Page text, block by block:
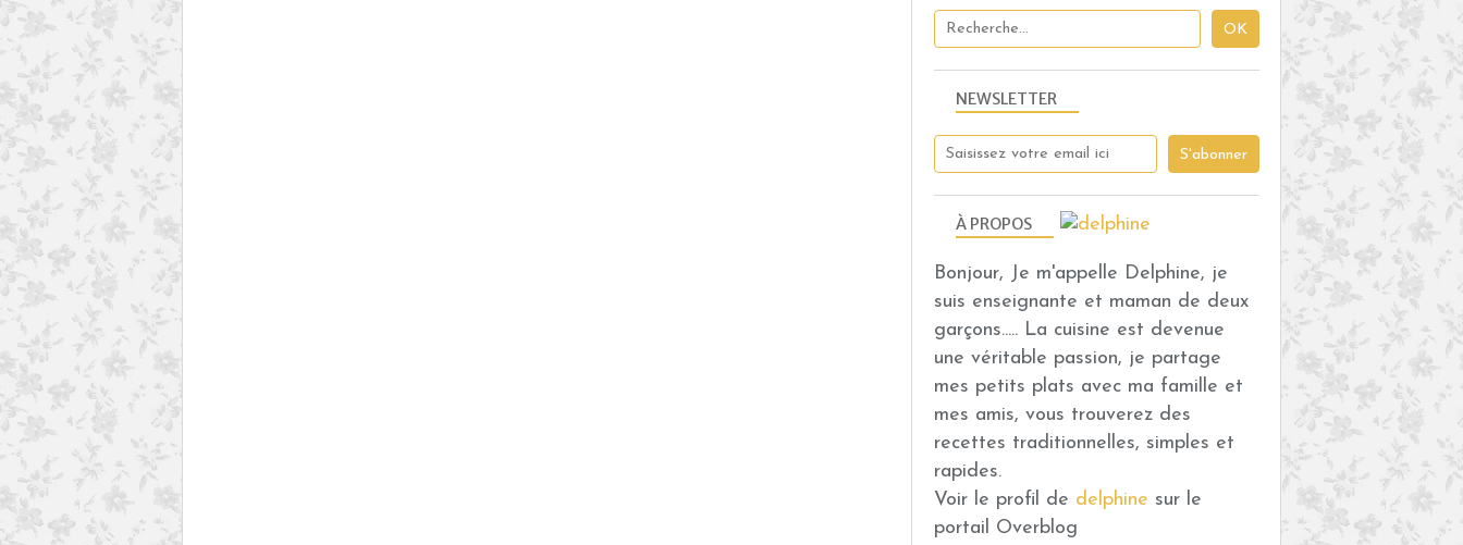
NEWSLETTER
À PROPOS
Bonjour, Je m'appelle Delphine, je
suis enseignante et maman de deux
garçons..... La cuisine est devenue
une véritable passion, je partage
mes petits plats avec ma famille et
mes amis, vous trouverez des
recettes traditionnelles, simples et
rapides.
Voir le profil de delphine sur le
portail Overblog